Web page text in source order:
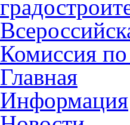
Комиссия
Главная
Информация